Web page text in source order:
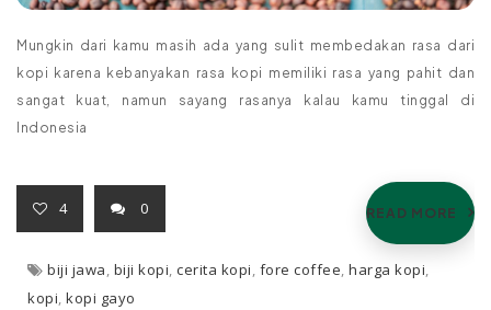
Mungkin dari kamu masih ada yang sulit membedakan rasa dari
kopi karena kebanyakan rasa kopi memiliki rasa yang pahit dan
sangat kuat, namun sayang rasanya kalau kamu tinggal di
Indonesia
READ MORE
4 0
biji jawa, biji kopi, cerita kopi, fore coffee, harga kopi,
kopi, kopi gayo